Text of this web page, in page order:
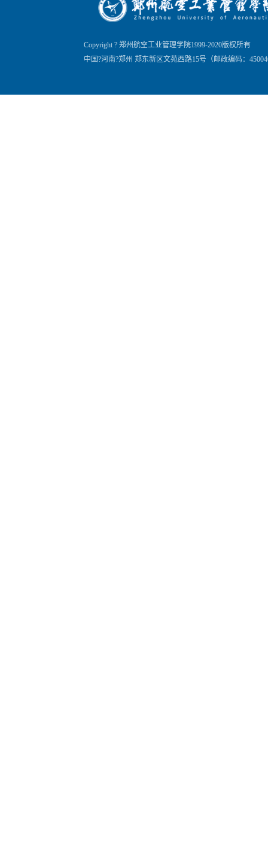
Copyright ? 郑州航空工业管理学院1999-2020版权所有
中国?河南?郑州 郑东新区文苑西路15号（邮政编码：